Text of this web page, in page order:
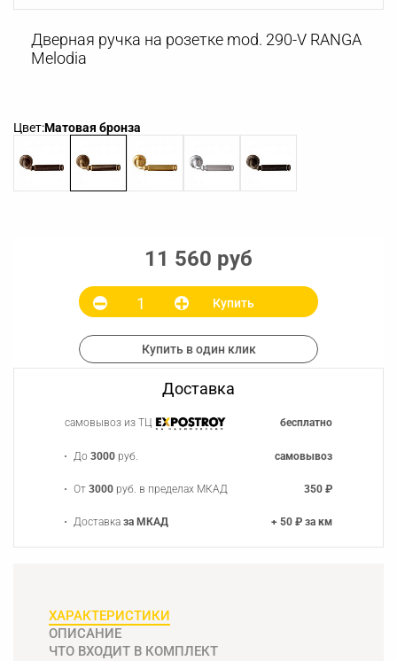
Дверная ручка на розетке mod. 290-V RANGA
Melodia
Цвет:Матовая бронза
11 560 руб
Купить
Купить в один клик
Доставка
самовывоз из ТЦ бесплатно
До3000 руб. самовывоз
От3000 руб. в пределах МКАД 350 ₽
Доставказа МКАД + 50 ₽ за км
ХАРАКТЕРИСТИКИ
ОПИСАНИЕ
ЧТО ВХОДИТ В КОМПЛЕКТ